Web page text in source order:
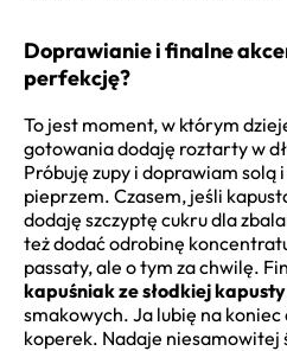
Doprawianie i finalne
perfekcję?
To jest moment, w którym
gotowania dodaję roztarty w
Próbuję zupy i doprawiam solą
pieprzem. Czasem, jeśli
dodaję szczyptę cukru dla
też dodać odrobinę
passaty, ale o tym za chwilę.
kapuśniak ze słodkiej kapusty
smakowych. Ja lubię na
koperek. Nadaje niesamowitej